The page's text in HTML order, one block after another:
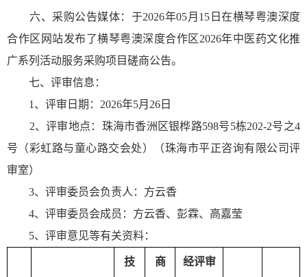
六、采购公告媒体：于2026年05月15日在横琴粤澳深度
合作区网站发布了横琴粤澳深度合作区2026年中医药文化推
广系列活动服务采购项目磋商公告。
七、评审信息：
1、评审日期：2026年5月26日
2、评审地点：珠海市香洲区银桦路598号5栋202-2号之4
号（彩虹路与童心路交会处）（珠海市平正咨询有限公司评
审室）
3、评审委员会负责人：方云香
4、评审委员会成员：方云香、彭霖、高嘉莹
5、评审意见等有关资料：
技
商
经评审